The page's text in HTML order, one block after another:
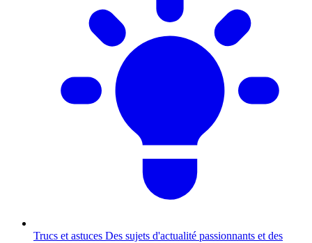
Trucs et astuces Des sujets d'actualité passionnants et des